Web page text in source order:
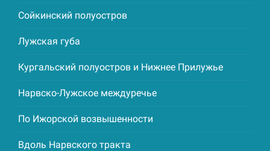
Сойкинский полуостров
Лужская губа
Кургальский полуостров и Нижнее Прилужье
Нарвско-Лужское междуречье
По Ижорской возвышенности
Вдоль Нарвского тракта